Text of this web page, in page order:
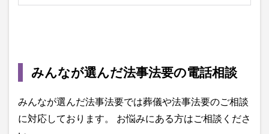
みんなが選んだ法事法要の電話相談
みんなが選んだ法事法要では葬儀や法事法要のご相談
に対応しております。 お悩みにある方はご相談くださ